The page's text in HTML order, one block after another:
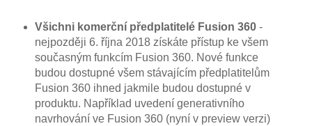
Všichni komerční předplatitelé Fusion 360-
nejpozději 6. října 2018 získáte přístup ke všem
současným funkcím Fusion 360. Nové funkce
budou dostupné všem stávajícím předplatitelům
Fusion 360 ihned jakmile budou dostupné v
produktu. Například uvedení generativního
navrhování ve Fusion 360 (nyní v preview verzi)